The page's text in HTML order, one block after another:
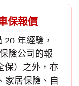
保報價
20 年經驗，
險公司的報
保）之外，亦
家居保險、自